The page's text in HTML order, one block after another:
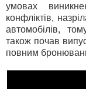
умовах
конфліктів,
автомобілів,
також почав
повним